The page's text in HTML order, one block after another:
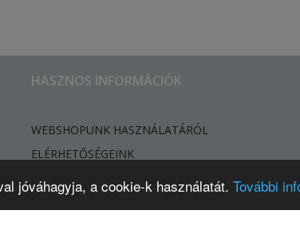
jóváhagyja, a cookie-k használatát. További
HASZNOS INFORMÁCIÓK
WEBSHOPUNK HASZNÁLATÁRÓL
ELÉRHETŐSÉGEINK